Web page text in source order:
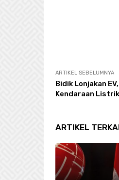
ARTIKEL SEBELUMNYA
Bidik Lonjakan
Kendaraan
ARTIKEL